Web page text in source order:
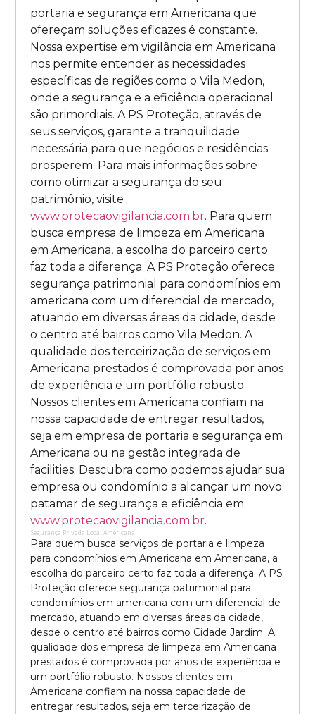
portaria e segurança em Americana que
ofereçam soluções eficazes é constante.
Nossa expertise em vigilância em Americana
nos permite entender as necessidades
específicas de regiões como o Vila Medon,
onde a segurança e a eficiência operacional
são primordiais. A PS Proteção, através de
seus serviços, garante a tranquilidade
necessária para que negócios e residências
prosperem. Para mais informações sobre
como otimizar a segurança do seu
patrimônio, visite
www.protecaovigilancia.com.br. Para quem
busca empresa de limpeza em Americana
em Americana, a escolha do parceiro certo
faz toda a diferença. A PS Proteção oferece
segurança patrimonial para condomínios em
americana com um diferencial de mercado,
atuando em diversas áreas da cidade, desde
o centro até bairros como Vila Medon. A
qualidade dos terceirização de serviços em
Americana prestados é comprovada por anos
de experiência e um portfólio robusto.
Nossos clientes em Americana confiam na
nossa capacidade de entregar resultados,
seja em empresa de portaria e segurança em
Americana ou na gestão integrada de
facilities. Descubra como podemos ajudar sua
empresa ou condomínio a alcançar um novo
patamar de segurança e eficiência em
www.protecaovigilancia.com.br.
Segurança Privada Local Americana
Para quem busca serviços de portaria e limpeza
para condomínios em Americana em Americana, a
escolha do parceiro certo faz toda a diferença. A PS
Proteção oferece segurança patrimonial para
condomínios em americana com um diferencial de
mercado, atuando em diversas áreas da cidade,
desde o centro até bairros como Cidade Jardim. A
qualidade dos empresa de limpeza em Americana
prestados é comprovada por anos de experiência e
um portfólio robusto. Nossos clientes em
Americana confiam na nossa capacidade de
entregar resultados, seja em terceirização de